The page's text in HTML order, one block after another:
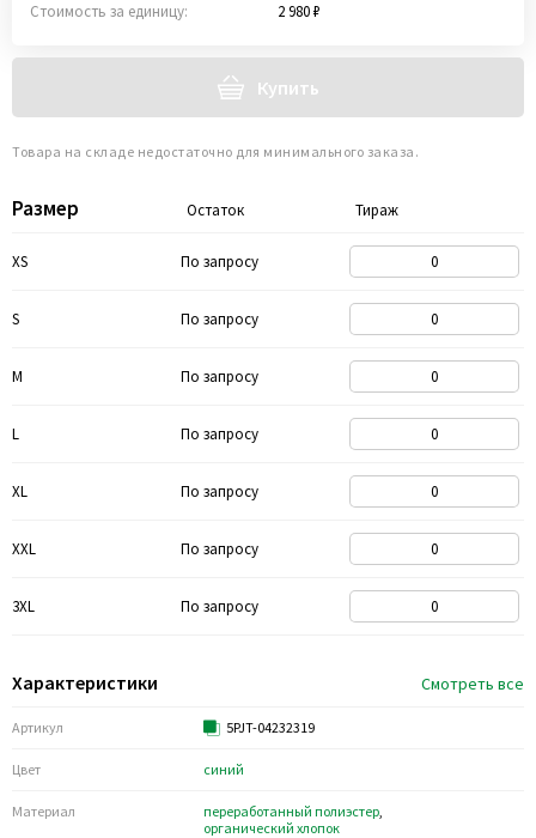
Размер Остаток Тираж
XS По запросу
S По запросу
M По запросу
L По запросу
XL По запросу
XXL По запросу
3XL По запросу
Характеристики Смотреть все
Артикул 5PJT-04232319
Цвет синий
Материал переработанный полиэстер,
органический хлопок
Стоимость за единицу: 2 980 ₽
Купить
Товара на складе недостаточно для минимального заказа.